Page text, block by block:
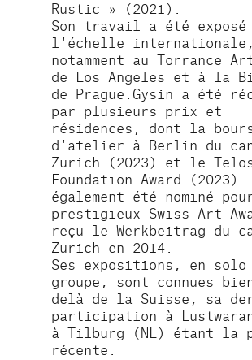
Rustic » (2021).
Son travail a été exposé
l'échelle internationale,
notamment au Torrance Art
de Los Angeles et à la
de Prague.Gysin a été
par plusieurs prix et
résidences, dont la
d'atelier à Berlin du
Zurich (2023) et le
Foundation Award
également été nominé
prestigieux Swiss Art
reçu le Werkbeitrag du
Zurich en 2014.
Ses expositions, en solo
groupe, sont connues
delà de la Suisse, sa
participation à
à Tilburg (NL) étant la
récente.